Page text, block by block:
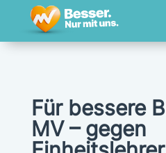
Für bessere
MV – gegen